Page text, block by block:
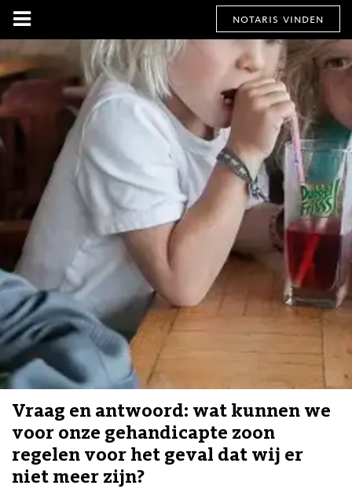
notaris vinden
Vraag en antwoord: wat kunnen we
voor onze gehandicapte zoon
regelen voor het geval dat wij er
niet meer zijn?